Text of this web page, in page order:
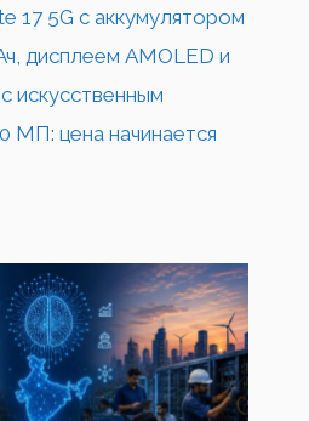
17 5G с аккумулятором
дисплеем AMOLED и
искусственным
МП: цена начинается